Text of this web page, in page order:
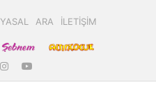
YASAL ARA İLETİŞİM